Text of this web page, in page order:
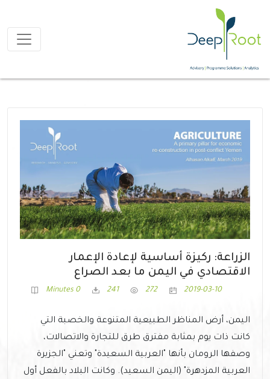
الزراعة: ركيزة أساسية لإعادة الإعمار
الاقتصادي في اليمن ما بعد الصراع
2019-03-10
272
241
0 Minutes
اليمن، أرض المناظر الطبيعية المتنوعة والخصبة التي
كانت ذات يوم بمثابة مفترق طرق للتجارة والاتصالات،
وصفها الرومان بأنها "العربية السعيدة" وتعني "الجزيرة
العربية المزدهرة" (اليمن السعيد). وكانت البلاد بالفعل أول